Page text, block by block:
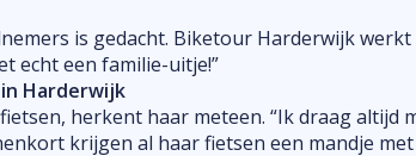
is gedacht. Biketour Harderwijk
echt een familie-uitje!”
Harderwijk
herkent haar meteen. “Ik draag
krijgen al haar fietsen een mandje